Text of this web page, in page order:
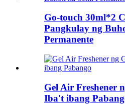
Go-touch 30ml*2
Pangkulay ng
Permanente
Gel Air Freshener
Iba't ibang